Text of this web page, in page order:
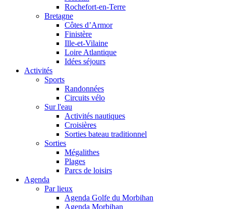
Rochefort-en-Terre
Bretagne
Côtes d’Armor
Finistère
Ille-et-Vilaine
Loire Atlantique
Idées séjours
Activités
Sports
Randonnées
Circuits vélo
Sur l'eau
Activités nautiques
Croisières
Sorties bateau traditionnel
Sorties
Mégalithes
Plages
Parcs de loisirs
Agenda
Par lieux
Agenda Golfe du Morbihan
Agenda Morbihan